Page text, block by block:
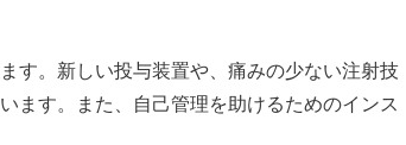
す。新しい投与装置や、痛みの少ない注射技
ます。また、自己管理を助けるためのインス